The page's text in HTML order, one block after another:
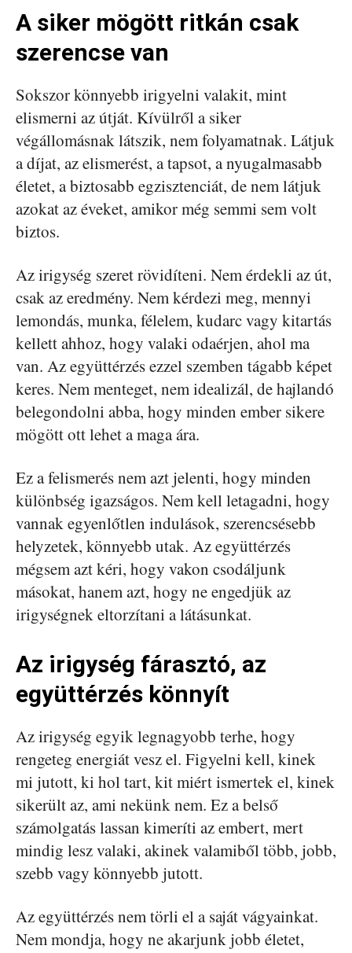
A siker mögött ritkán csak
szerencse van
Sokszor könnyebb irigyelni valakit, mint
elismerni az útját. Kívülről a siker
végállomásnak látszik, nem folyamatnak. Látjuk
a díjat, az elismerést, a tapsot, a nyugalmasabb
életet, a biztosabb egzisztenciát, de nem látjuk
azokat az éveket, amikor még semmi sem volt
biztos.
Az irigység szeret rövidíteni. Nem érdekli az út,
csak az eredmény. Nem kérdezi meg, mennyi
lemondás, munka, félelem, kudarc vagy kitartás
kellett ahhoz, hogy valaki odaérjen, ahol ma
van. Az együttérzés ezzel szemben tágabb képet
keres. Nem menteget, nem idealizál, de hajlandó
belegondolni abba, hogy minden ember sikere
mögött ott lehet a maga ára.
Ez a felismerés nem azt jelenti, hogy minden
különbség igazságos. Nem kell letagadni, hogy
vannak egyenlőtlen indulások, szerencsésebb
helyzetek, könnyebb utak. Az együttérzés
mégsem azt kéri, hogy vakon csodáljunk
másokat, hanem azt, hogy ne engedjük az
irigységnek eltorzítani a látásunkat.
Az irigység fárasztó, az
együttérzés könnyít
Az irigység egyik legnagyobb terhe, hogy
rengeteg energiát vesz el. Figyelni kell, kinek
mi jutott, ki hol tart, kit miért ismertek el, kinek
sikerült az, ami nekünk nem. Ez a belső
számolgatás lassan kimeríti az embert, mert
mindig lesz valaki, akinek valamiből több, jobb,
szebb vagy könnyebb jutott.
Az együttérzés nem törli el a saját vágyainkat.
Nem mondja, hogy ne akarjunk jobb életet,